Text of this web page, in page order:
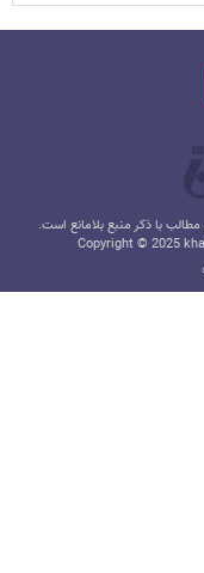
با ذکر منبع بلامانع است.
Copyright © 2025